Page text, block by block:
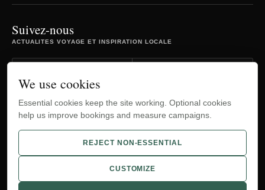
Suivez-nous
ACTUALITES VOYAGE ET INSPIRATION LOCALE
TripAdvisor YouTube
WhatsApp
We use cookies
Essential cookies keep the site working. Optional cookies
help us improve bookings and measure campaigns.
REJECT NON-ESSENTIAL
CUSTOMIZE